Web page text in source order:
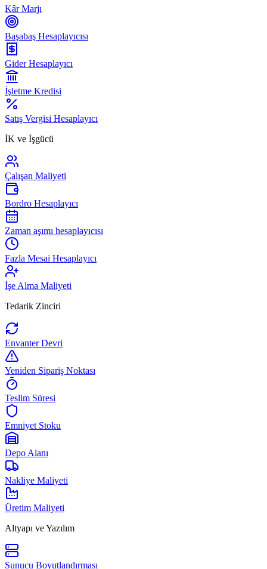
Kâr Marjı
Başabaş Hesaplayıcısı
Gider Hesaplayıcı
İşletme Kredisi
Satış Vergisi Hesaplayıcı
İK ve İşgücü
Çalışan Maliyeti
Bordro Hesaplayıcı
Zaman aşımı hesaplayıcısı
Fazla Mesai Hesaplayıcı
İşe Alma Maliyeti
Tedarik Zinciri
Envanter Devri
Yeniden Sipariş Noktası
Teslim Süresi
Emniyet Stoku
Depo Alanı
Nakliye Maliyeti
Üretim Maliyeti
Altyapı ve Yazılım
Sunucu Boyutlandırması